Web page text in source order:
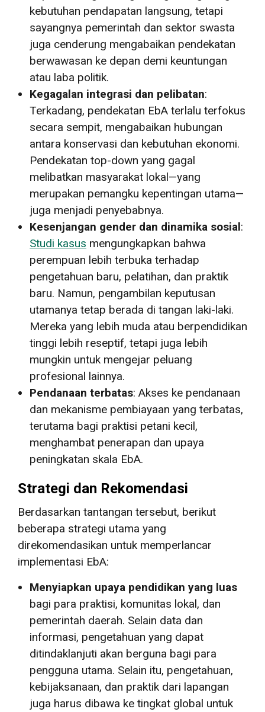
kebutuhan pendapatan langsung, tetapi
sayangnya pemerintah dan sektor swasta
juga cenderung mengabaikan pendekatan
berwawasan ke depan demi keuntungan
atau laba politik.
Kegagalan integrasi dan pelibatan:
Terkadang, pendekatan EbA terlalu terfokus
secara sempit, mengabaikan hubungan
antara konservasi dan kebutuhan ekonomi.
Pendekatan top-down yang gagal
melibatkan masyarakat lokal—yang
merupakan pemangku kepentingan utama—
juga menjadi penyebabnya.
Kesenjangan gender dan dinamika sosial:
Studi kasus mengungkapkan bahwa
perempuan lebih terbuka terhadap
pengetahuan baru, pelatihan, dan praktik
baru. Namun, pengambilan keputusan
utamanya tetap berada di tangan laki-laki.
Mereka yang lebih muda atau berpendidikan
tinggi lebih reseptif, tetapi juga lebih
mungkin untuk mengejar peluang
profesional lainnya.
Pendanaan terbatas: Akses ke pendanaan
dan mekanisme pembiayaan yang terbatas,
terutama bagi praktisi petani kecil,
menghambat penerapan dan upaya
peningkatan skala EbA.
Strategi dan Rekomendasi
Berdasarkan tantangan tersebut, berikut
beberapa strategi utama yang
direkomendasikan untuk memperlancar
implementasi EbA:
Menyiapkan upaya pendidikan yang luas
bagi para praktisi, komunitas lokal, dan
pemerintah daerah. Selain data dan
informasi, pengetahuan yang dapat
ditindaklanjuti akan berguna bagi para
pengguna utama. Selain itu, pengetahuan,
kebijaksanaan, dan praktik dari lapangan
juga harus dibawa ke tingkat global untuk